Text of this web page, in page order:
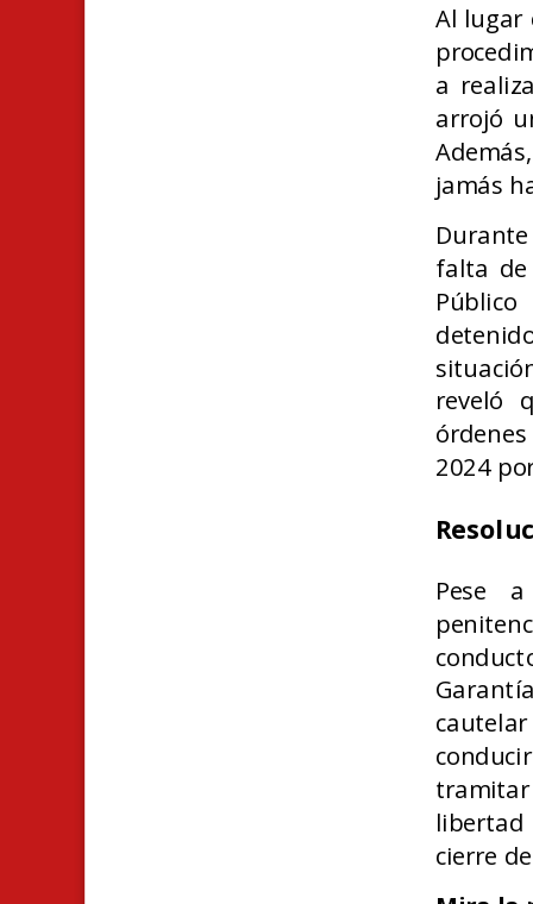
Al lugar
a
arrojó
jamás
falta
reveló
2024
Pese
cierre